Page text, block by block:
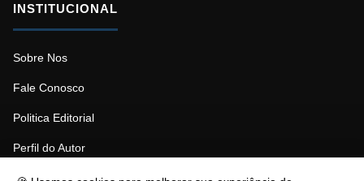
INSTITUCIONAL
Sobre Nos
Fale Conosco
Politica Editorial
Perfil do Autor